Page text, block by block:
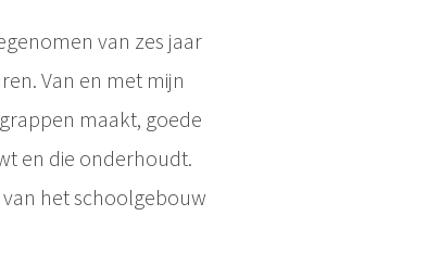
van zes jaar
Van en met mijn
maakt, goede
en die onderhoudt.
van het schoolgebouw